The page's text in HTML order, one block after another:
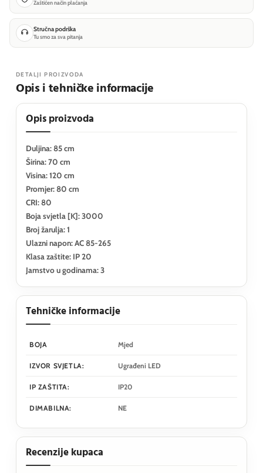
Zaštićen način plaćanja
Stručna podrška
Tu smo za sva pitanja
DETALJI PROIZVODA
Opis i tehničke informacije
Opis proizvoda
Duljina: 85 cm
Širina: 70 cm
Visina: 120 cm
Promjer: 80 cm
CRI: 80
Boja svjetla [K]: 3000
Broj žarulja: 1
Ulazni napon: AC 85-265
Klasa zaštite: IP 20
Jamstvo u godinama: 3
Tehničke informacije
BOJA Mjed
IZVOR SVJETLA: Ugrađeni LED
IP ZAŠTITA: IP20
DIMABILNA: NE
Recenzije kupaca